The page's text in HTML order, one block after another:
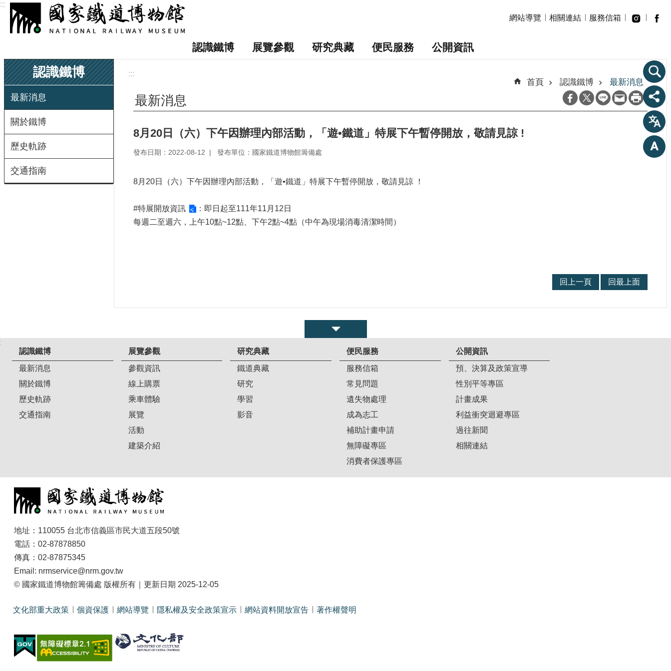
跳到主要內容區塊
網站導覽
相關連結 服務信箱
認識鐵博 展覽參觀 研究典藏 便民服務 公開資訊
認識鐵博
最新消息
關於鐵博
歷史軌跡
交通指南
:::
首頁 認識鐵博 最新消息
最新消息
8月20日（六）下午因辦理內部活動，「遊•鐵道」特展下午暫停開放，敬請見諒 !
發布日期：2022-08-12 發布單位：國家鐵道博物館籌備處
8月20日（六）下午因辦理內部活動，「遊•鐵道」特展下午暫停開放，敬請見諒 ！
#特展開放資訊
：即日起至111年11月12日
每週二至週六，上午10點~12點、下午2點~4點（中午為現場消毒清潔時間）
回上一頁 回最上面
認識鐵博
最新消息
關於鐵博
歷史軌跡
交通指南
展覽參觀
參觀資訊
線上購票
乘車體驗
展覽
活動
建築介紹
研究典藏
鐵道典藏
研究
學習
影音
便民服務
服務信箱
常見問題
遺失物處理
成為志工
補助計畫申請
無障礙專區
消費者保護專區
公開資訊
預、決算及政策宣導
性別平等專區
計畫成果
利益衝突迴避專區
過往新聞
相關連結
地址：110055 台北市信義區市民大道五段50號
電話：02-87878850
傳真：02-87875345
Email: nrmservice@nrm.gov.tw
© 國家鐵道博物館籌備處 版權所有｜更新日期 2025-12-05
文化部重大政策 個資保護 網站導覽 隱私權及安全政策宣示 網站資料開放宣告 著作權聲明